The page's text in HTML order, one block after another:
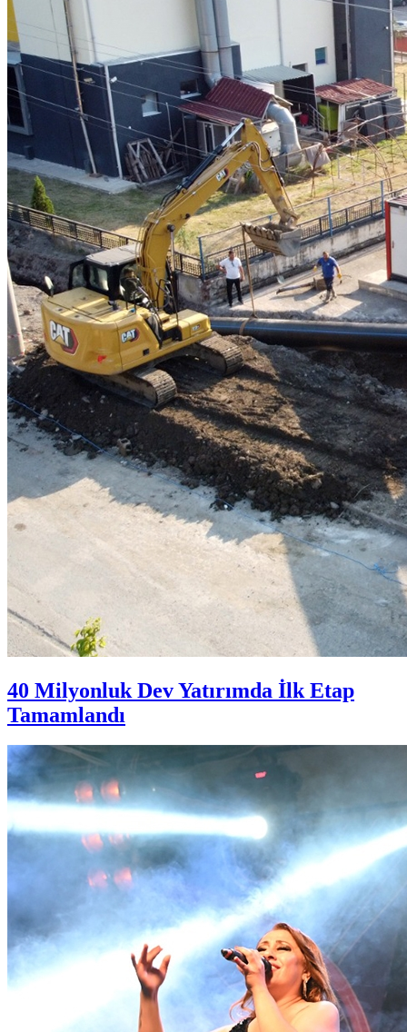
40 Milyonluk Dev Yatırımda İlk Etap
Tamamlandı